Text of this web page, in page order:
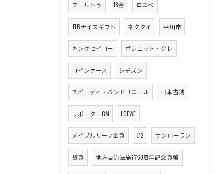
フールトゥ 18金 ロエベ
JTBナイスギフト ネクタイ 平川市
キングセイコー ポシェット・クレ
コインケース シチズン
スピーディ・バンドリエール 日本古銭
リポーターGM LOEWE
メイプルリーフ金貨 J12 サンローラン
銀貨 地方自治法施行60周年記念貨幣